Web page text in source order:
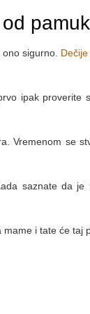
sigurno.
ipak proverite
Vremenom se
saznate da
mame i tate će taj